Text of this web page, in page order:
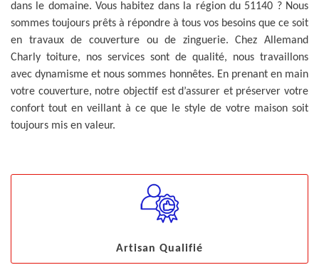
dans le domaine. Vous habitez dans la région du 51140 ? Nous
sommes toujours prêts à répondre à tous vos besoins que ce soit
en travaux de couverture ou de zinguerie. Chez Allemand
Charly toiture, nos services sont de qualité, nous travaillons
avec dynamisme et nous sommes honnêtes. En prenant en main
votre couverture, notre objectif est d’assurer et préserver votre
confort tout en veillant à ce que le style de votre maison soit
toujours mis en valeur.
Artisan Qualifié